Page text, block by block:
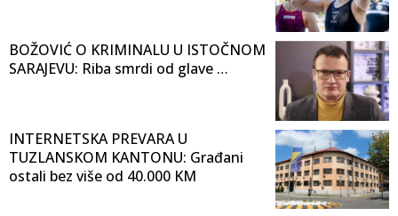
BOŽOVIĆ O KRIMINALU U ISTOČNOM
SARAJEVU: Riba smrdi od glave …
INTERNETSKA PREVARA U
TUZLANSKOM KANTONU: Građani
ostali bez više od 40.000 KM